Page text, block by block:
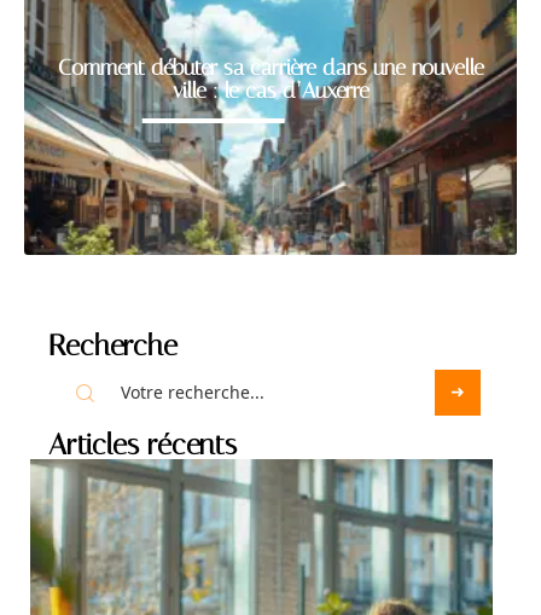
Comment débuter sa carrière dans une nouvelle
ville : le cas d’Auxerre
Recherche
Articles récents